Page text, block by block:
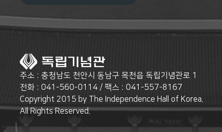
주소 : 충청남도 천안시 동남구 목천읍 독립기념관로 1
전화 : 041-560-0114 / 팩스 : 041-557-8167
Copyright 2015 by The Independence Hall of Korea.
All Rights Reserved.